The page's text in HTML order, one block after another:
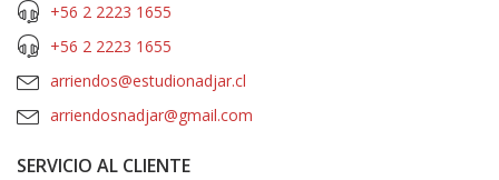
+56 2 2223 1655
+56 2 2223 1655
arriendos@estudionadjar.cl
arriendosnadjar@gmail.com
SERVICIO AL CLIENTE